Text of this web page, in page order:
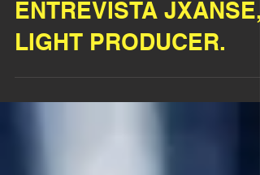
EN EL PÚBLICO?
ENTREVISTA JXANSE,
LIGHT PRODUCER.